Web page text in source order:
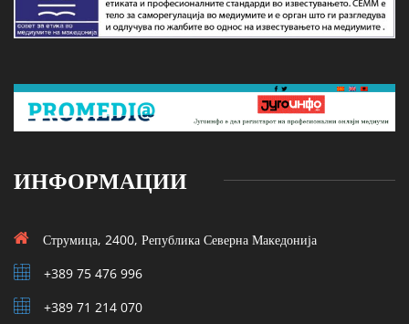
ИНФОРМАЦИИ
Струмица, 2400, Република Северна Македонија
+389 75 476 996
+389 71 214 070